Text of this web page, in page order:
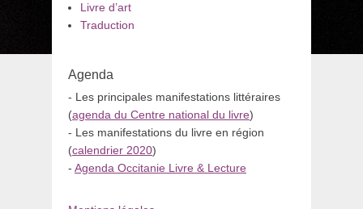
Livre d’art
Traduction
Agenda
- Les principales manifestations littéraires
(agenda du Centre national du livre)
- Les manifestations du livre en région
(calendrier 2020)
- Agenda Occitanie Livre & Lecture